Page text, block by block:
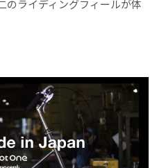
のライディングフィールが体